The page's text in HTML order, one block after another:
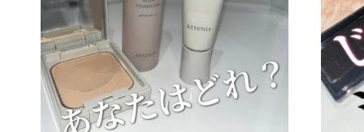
メイクアップ